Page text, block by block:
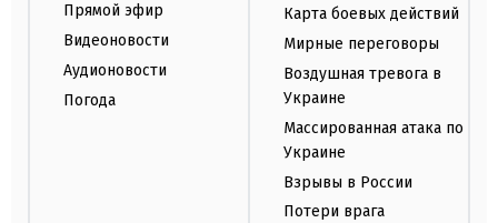
Прямой эфир
Видеоновости
Аудионовости
Погода
Карта боевых действий
Мирные переговоры
Воздушная тревога в
Украине
Массированная атака по
Украине
Взрывы в России
Потери врага